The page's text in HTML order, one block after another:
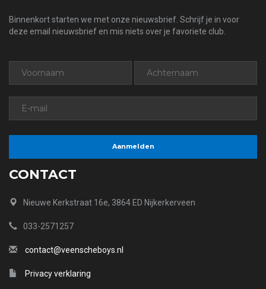
Binnenkort starten we met onze nieuwsbrief. Schrijf je in voor
deze email nieuwsbrief en mis niets over je favoriete club.
CONTACT
Nieuwe Kerkstraat 16e, 3864 ED Nijkerkerveen
033-2571257
contact@veenscheboys.nl
Privacy verklaring